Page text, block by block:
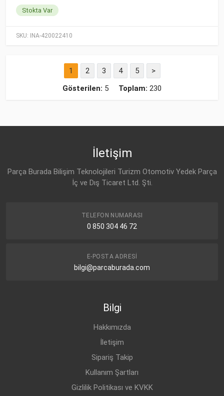
SKU: INA-420022410
Stokta Var
1 2 3 4 5
>
Gösterilen: 5 Toplam: 230
İletişim
Parça Burada Bilişim Teknolojileri Turizm Otomotiv Yedek Parça
İç ve Dış Ticaret Ltd. Şti.
TELEFON NUMARASI
0 850 304 46 72
E-POSTA ADRESI
bilgi@parcaburada.com
Bilgi
Hakkımızda
İletişim
Sipariş Takip
Kullanım Şartları
Gizlilik Politikası ve KVKK